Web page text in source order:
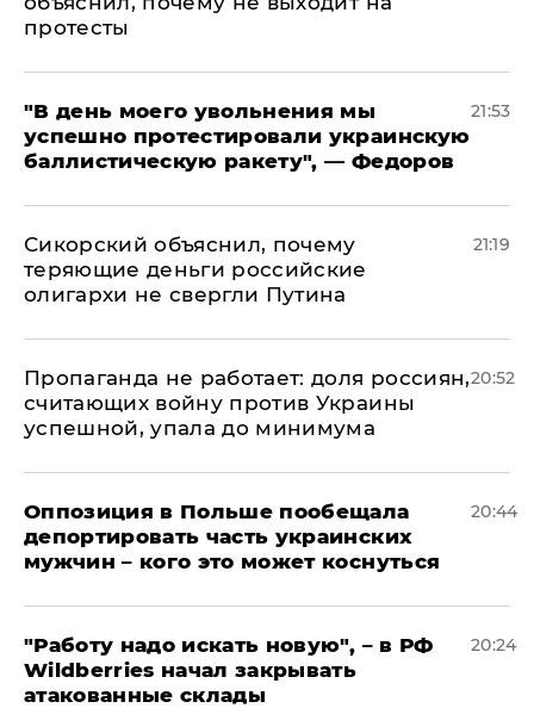
протесты
​"В день моего увольнения мы
успешно протестировали украинскую
баллистическую ракету", — Федоров
21:53
Сикорский объяснил, почему
теряющие деньги российские
олигархи не свергли Путина
21:19
​Пропаганда не работает: доля россиян,
считающих войну против Украины
успешной, упала до минимума
20:52
Оппозиция в Польше пообещала
депортировать часть украинских
мужчин – кого это может коснуться
20:44
"Работу надо искать новую", – в РФ
Wildberries начал закрывать
атакованные склады
20:24